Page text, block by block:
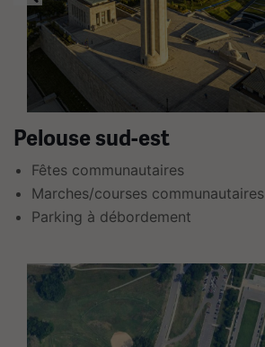
plusieurs
diapositives
Utilisez
flèches
gauche
et
pour
naviguer.
Pelouse sud-est
Fêtes communautaires
Marches/courses communautaires
Parking à débordement
Ceci
est
carrousel.